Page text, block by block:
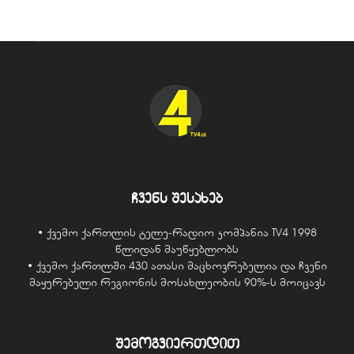
ჩვენს შესახებ
• ქვემო ქართლის ტელე-რადიო კომპანია TV4 1998
წლიდან მაუწყებლობს
• ქვემო ქართლში 430 ათასი მაცხოვრებელია და ჩვენი
მაყურებელი რეგიონის მოსახლეობის 90%-ს მოიცავს
შემოგვიერთდით